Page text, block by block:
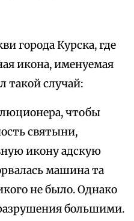
города Курска, где
икона, именуемая
такой случай:
чтобы
святыни,
икону адскую
машина та
не было. Однако
большими.